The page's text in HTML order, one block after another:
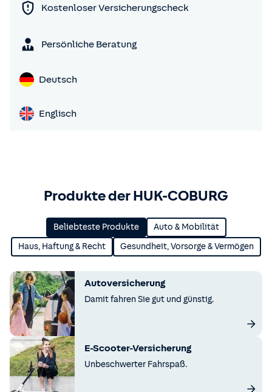
Kostenloser Versicherungscheck
Persönliche Beratung
Deutsch
Englisch
Produkte der HUK-COBURG
Beliebteste Produkte Auto & Mobilität
Haus, Haftung & Recht Gesundheit, Vorsorge & Vermögen
Autoversicherung
Damit fahren Sie gut und günstig.
E-Scooter-Versicherung
Unbeschwerter Fahrspaß.